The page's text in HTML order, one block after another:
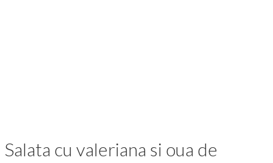
Salata cu valeriana si oua de